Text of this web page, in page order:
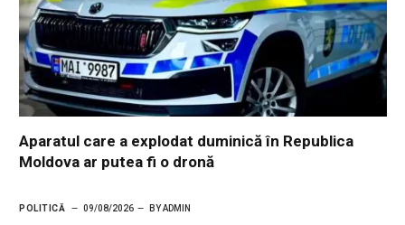
Aparatul care a explodat duminică în Republica
Moldova ar putea fi o dronă
POLITICĂ 09/08/2026 BYADMIN